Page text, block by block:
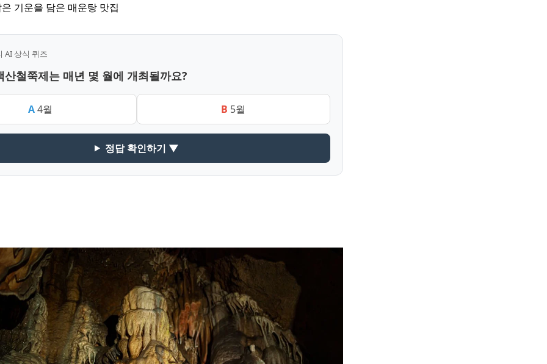
기운을 담은 매운탕 맛집
AI 상식 퀴즈
산철쭉제는 매년 몇 월에 개최될까요?
A4월 B 5월
정답 확인하기 ▼